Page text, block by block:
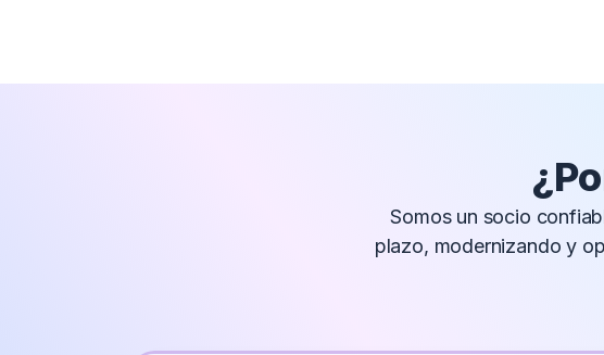
Somos un socio
plazo, modernizando y